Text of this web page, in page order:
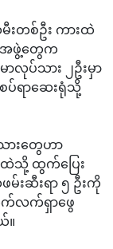
းတစ်ဦး ကားထဲ
အဖွဲ့တွေက
လုပ်သား ၂ဦးမှာ
ရာဆေးရုံသို့
ားတွေဟာ
ထဲသို့ ထွက်ပြေး
ဆီးရာ ၅ ဦးကို
က်လက်ရှာဖွေ
။